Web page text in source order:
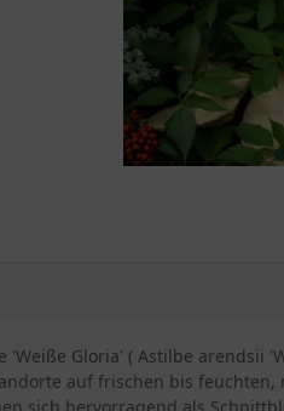
'Weiße Gloria' ( Astilbe arendsii
auf frischen bis